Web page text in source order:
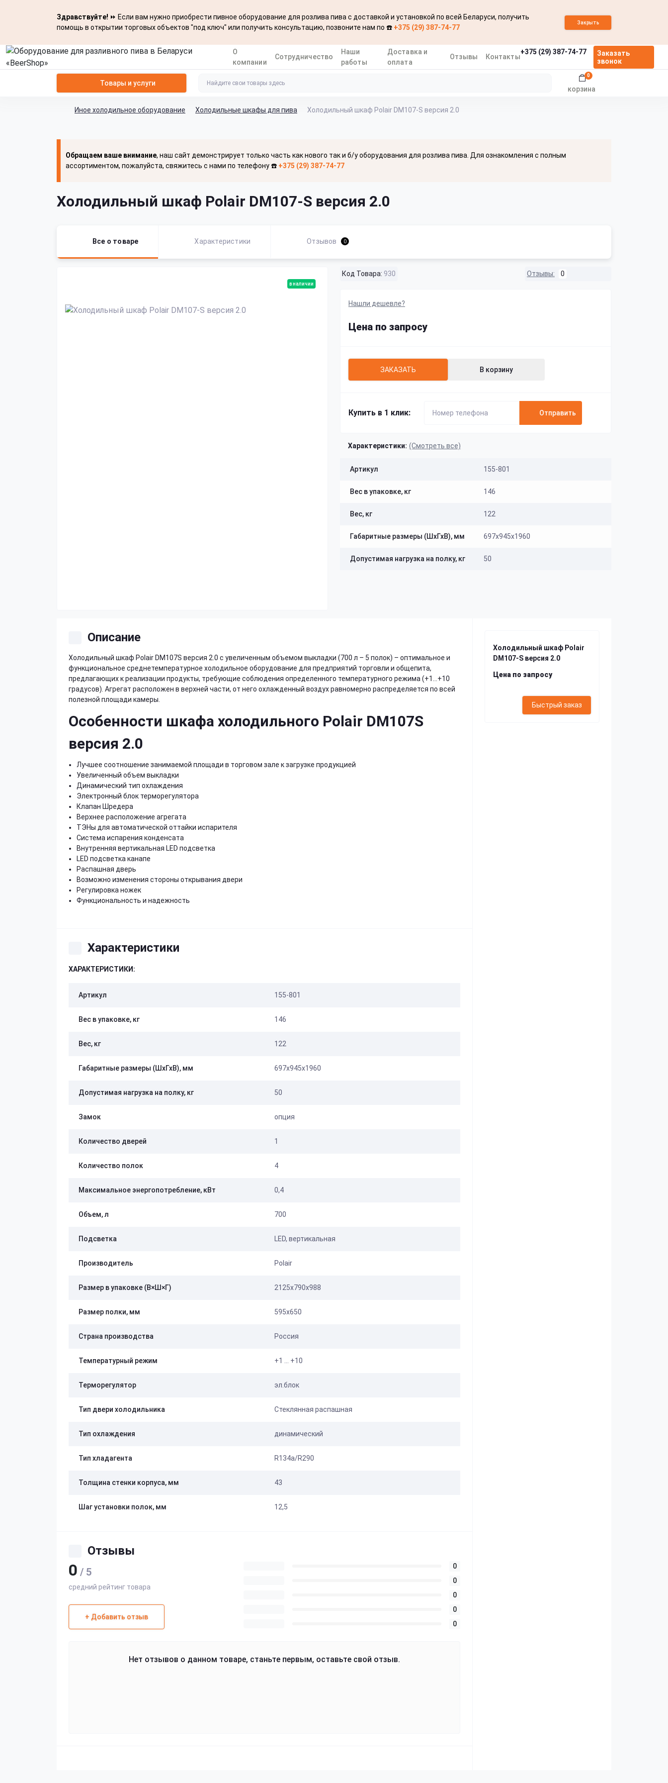
Здравствуйте! ⏩ Если вам нужно приобрести пивное оборудование для розлива пива с доставкой и установкой по всей Беларуси, получить
помощь в открытии торговых объектов "под ключ" или получить консультацию, позвоните нам по ☎️ +375 (29) 387-74-77
Закрыть
О
компании
Сотрудничество
Наши
работы
Доставка и
оплата
Отзывы Контакты
+375 (29) 387-74-77
Заказать
звонок
Товары и услуги
корзина
0
Иное холодильное оборудование Холодильные шкафы для пива Холодильный шкаф Polair DM107-S версия 2.0
Обращаем ваше внимание, наш сайт демонстрирует только часть как нового так и б/у оборудования для розлива пива. Для ознакомления с полным
ассортиментом, пожалуйста, свяжитесь с нами по телефону ☎️ +375 (29) 387-74-77
Холодильный шкаф Polair DM107-S версия 2.0
Все о товаре Характеристики Отзывов 0
в наличии
Код Товара: 930 Отзывы: 0
Нашли дешевле?
Цена по запросу
ЗАКАЗАТЬ В корзину
Купить в 1 клик: Отправить
Характеристики: (Смотреть все)
Артикул 155-801
Вес в упаковке, кг 146
Вес, кг 122
Габаритные размеры (ШхГхВ), мм 697х945х1960
Допустимая нагрузка на полку, кг 50
Описание
Холодильный шкаф Polair DM107S версия 2.0 с увеличенным объемом выкладки (700 л – 5 полок) – оптимальное и
функциональное среднетемпературное холодильное оборудование для предприятий торговли и общепита,
предлагающих к реализации продукты, требующие соблюдения определенного температурного режима (+1…+10
градусов). Агрегат расположен в верхней части, от него охлажденный воздух равномерно распределяется по всей
полезной площади камеры.
Особенности шкафа холодильного Polair DM107S
версия 2.0
Лучшее соотношение занимаемой площади в торговом зале к загрузке продукцией
Увеличенный объем выкладки
Динамический тип охлаждения
Электронный блок терморегулятора
Клапан Шредера
Верхнее расположение агрегата
ТЭНы для автоматической оттайки испарителя
Система испарения конденсата
Внутренняя вертикальная LED подсветка
LED подсветка канапе
Распашная дверь
Возможно изменения стороны открывания двери
Регулировка ножек
Функциональность и надежность
Характеристики
ХАРАКТЕРИСТИКИ:
Артикул 155-801
Вес в упаковке, кг 146
Вес, кг 122
Габаритные размеры (ШхГхВ), мм 697х945х1960
Допустимая нагрузка на полку, кг 50
Замок опция
Количество дверей 1
Количество полок 4
Максимальное энергопотребление, кВт 0,4
Объем, л 700
Подсветка LED, вертикальная
Производитель Polair
Размер в упаковке (В×Ш×Г) 2125х790х988
Размер полки, мм 595x650
Страна производства Россия
Температурный режим +1 … +10
Терморегулятор эл.блок
Тип двери холодильника Стеклянная распашная
Тип охлаждения динамический
Тип хладагента R134a/R290
Толщина стенки корпуса, мм 43
Шаг установки полок, мм 12,5
Отзывы
0 / 5
средний рейтинг товара
+ Добавить отзыв
0
0
0
0
0
Нет отзывов о данном товаре, станьте первым, оставьте свой отзыв.
Холодильный шкаф Polair
DM107-S версия 2.0
Цена по запросу
Быстрый заказ